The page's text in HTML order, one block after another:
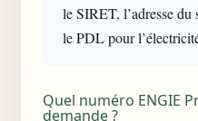
le SIRET, l’adresse du
le PDL pour
Quel numéro ENGIE
demande ?